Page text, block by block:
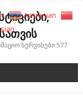
სერვისები 577
Armenian